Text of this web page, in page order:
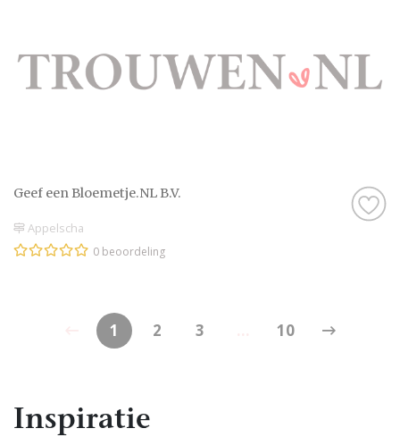
Geef een Bloemetje.NL B.V.
Appelscha
0 beoordeling
1 2 3 10
Inspiratie